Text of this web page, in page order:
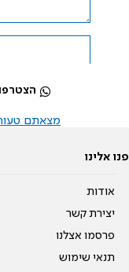
מצאתם טעות
פנו אלינו
אודות
יצירת קשר
פרסמו אצלנו
תנאי שימוש